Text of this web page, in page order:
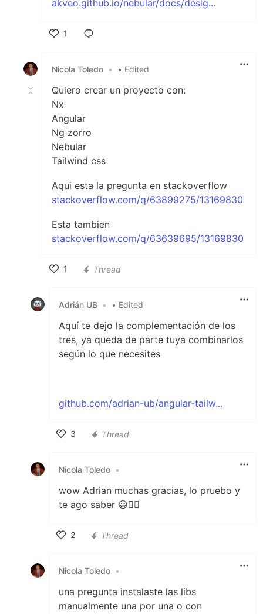
akveo.github.io/nebular/docs/desig...
1
Nicola Toledo • • Edited
Quiero crear un proyecto con:
Nx
Angular
Ng zorro
Nebular
Tailwind css
Aqui esta la pregunta en stackoverflow
stackoverflow.com/q/63899275/13169830
Esta tambien
stackoverflow.com/q/63639695/13169830
1
Thread
Adrián UB • • Edited
Aquí te dejo la complementación de los
tres, ya queda de parte tuya combinarlos
según lo que necesites
github.com/adrian-ub/angular-tailw...
3
Thread
Nicola Toledo •
wow Adrian muchas gracias, lo pruebo y
te ago saber 😀✌🏻
2
Thread
Nicola Toledo •
una pregunta instalaste las libs
manualmente una por una o con